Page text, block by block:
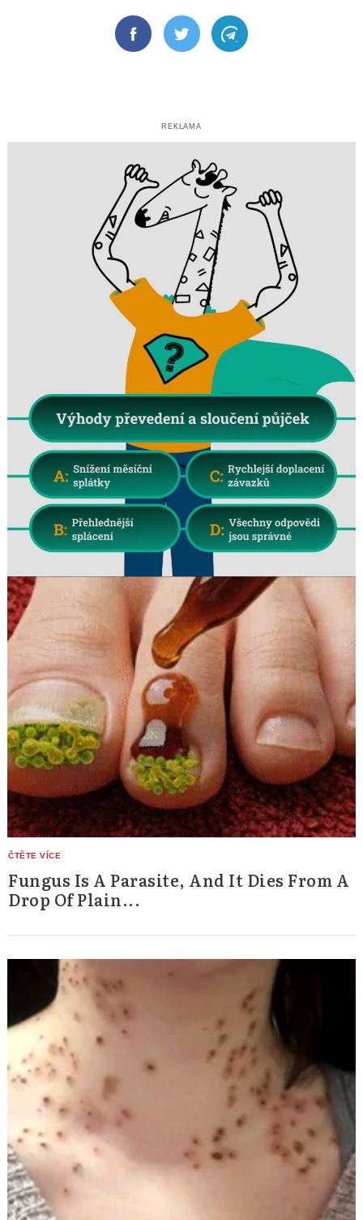
FacebookTwitter Telegram
REKLAMA
Fungus Is A Parasite, And It Dies From A
Drop Of Plain...
Search